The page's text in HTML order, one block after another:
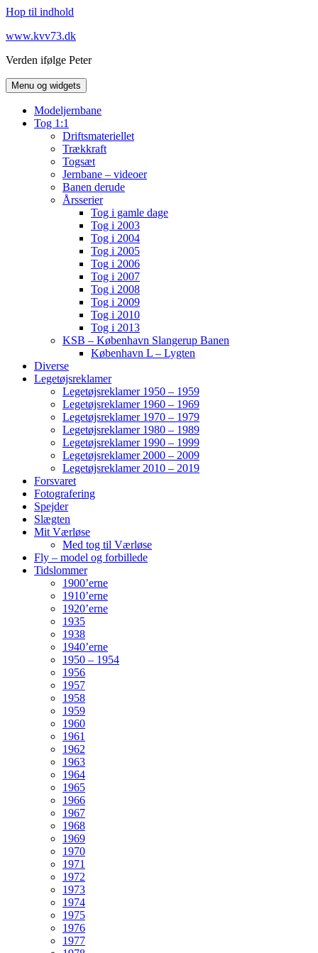
Hop til indhold
www.kvv73.dk
Verden ifølge Peter
Menu og widgets
Modeljernbane
Tog 1:1
Driftsmateriellet
Trækkraft
Togsæt
Jernbane – videoer
Banen derude
Årsserier
Tog i gamle dage
Tog i 2003
Tog i 2004
Tog i 2005
Tog i 2006
Tog i 2007
Tog i 2008
Tog i 2009
Tog i 2010
Tog i 2013
KSB – København Slangerup Banen
København L – Lygten
Diverse
Legetøjsreklamer
Legetøjsreklamer 1950 – 1959
Legetøjsreklamer 1960 – 1969
Legetøjsreklamer 1970 – 1979
Legetøjsreklamer 1980 – 1989
Legetøjsreklamer 1990 – 1999
Legetøjsreklamer 2000 – 2009
Legetøjsreklamer 2010 – 2019
Forsvaret
Fotografering
Spejder
Slægten
Mit Værløse
Med tog til Værløse
Fly – model og forbillede
Tidslommer
1900’erne
1910’erne
1920’erne
1935
1938
1940’erne
1950 – 1954
1956
1957
1958
1959
1960
1961
1962
1963
1964
1965
1966
1967
1968
1969
1970
1971
1972
1973
1974
1975
1976
1977